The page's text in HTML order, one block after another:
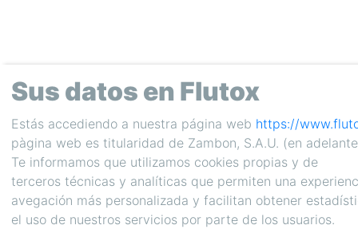
Sus datos en Flutox
Estás accediendo a nuestra página web https://
pàgina web es titularidad de Zambon, S.A.U. (en
Te informamos que utilizamos cookies propias y de
terceros técnicas y analíticas que permiten una
avegación más personalizada y facilitan obtener
el uso de nuestros servicios por parte de los usuarios.